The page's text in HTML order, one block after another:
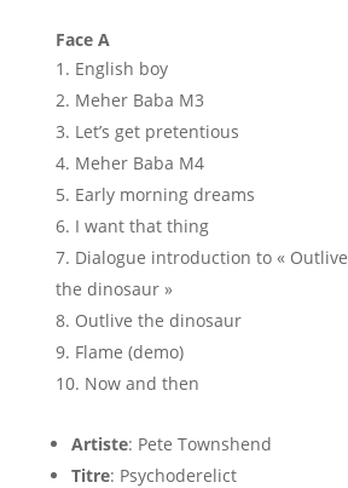
Face A
English boy
Meher Baba M3
Let’s get pretentious
Meher Baba M4
Early morning dreams
I want that thing
Dialogue introduction to « Outlive
the dinosaur »
Outlive the dinosaur
Flame (demo)
Now and then
Artiste: Pete Townshend
Titre: Psychoderelict